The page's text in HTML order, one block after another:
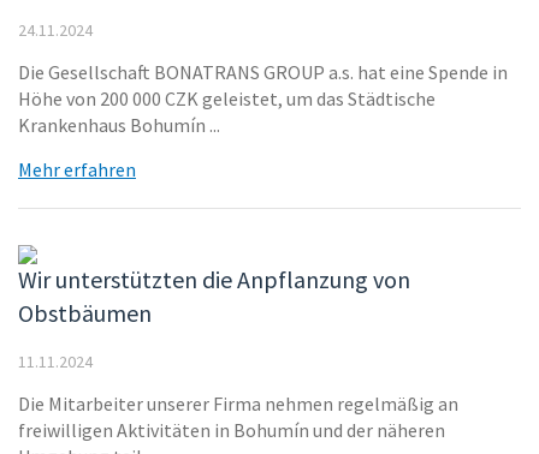
24.11.2024
Die Gesellschaft BONATRANS GROUP a.s. hat eine Spende in
Höhe von 200 000 CZK geleistet, um das Städtische
Krankenhaus Bohumín ...
Mehr erfahren
Wir unterstützten die Anpflanzung von
Obstbäumen
11.11.2024
Die Mitarbeiter unserer Firma nehmen regelmäßig an
freiwilligen Aktivitäten in Bohumín und der näheren